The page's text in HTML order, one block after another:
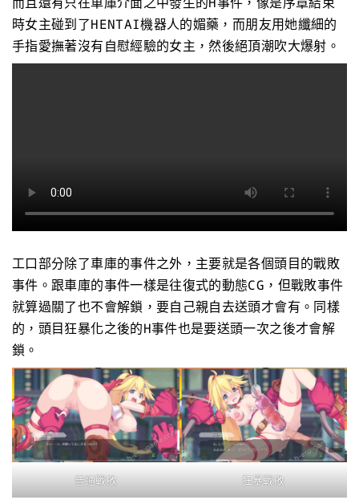
時女主碰到了HENTAI機器人的媚藥，而朋友用她纖細的
手指愛撫著沒有自慰經驗的女主，然後絕頂潮吹大爆射。
工口部分除了車庫的事件之外，主要就是各個頭目的戰敗
事件。跟車庫的事件一樣是往復式的動態CG，但戰敗事件
就算過關了也不會解鎖，要自己親自去送頭才會有。同樣
的，頭目狂暴化之後的H事件也是要送頭一次之後才會解
鎖。
普通戰敗 狂暴戰敗